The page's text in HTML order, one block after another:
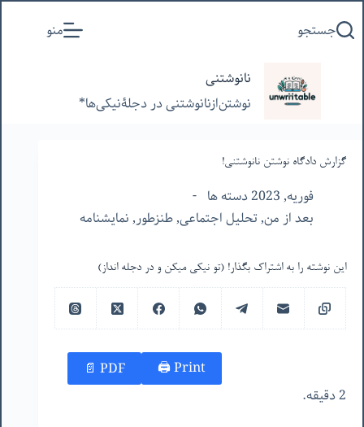
به
جستجو منو
نانوشتنی
نوشتن‌از‌نانوشتنی‌ در‌ دجلۀنیکی‌ها*
گزارش دادگاه نوشتن نانوشتنی!
فوریه, 2023 دسته ها
بعد از من,تحلیل اجتماعی,طنزطور,نمایشنامه
این نوشته را به اشتراک بگذار! (تو نیکی میکن و در دجله انداز)
Print 🖨
PDF 📄
2 دقیقه.